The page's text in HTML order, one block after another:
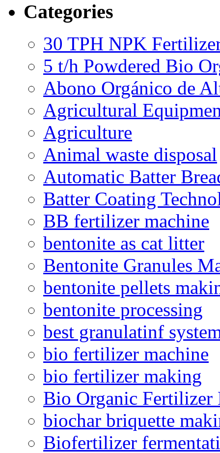
Categories
30 TPH NPK
5 t/h Powdered Bio
Abono Orgánico de
Agricultural
Agriculture
Animal waste disposal
Automatic Batter
Batter Coating
BB fertilizer machine
bentonite as cat litter
Bentonite Granules
bentonite pellets
bentonite processing
best granulatinf
bio fertilizer machine
bio fertilizer making
Bio Organic Fertilizer
biochar briquette
Biofertilizer